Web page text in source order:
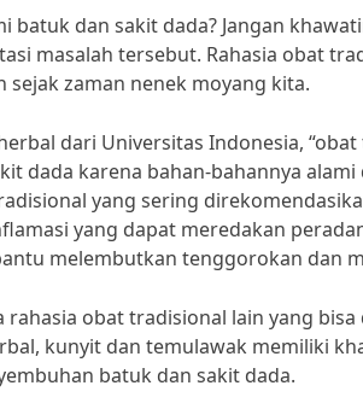
batuk dan sakit dada? Jangan
masalah tersebut. Rahasia obat
zaman nenek moyang kita.
dari Universitas Indonesia,
dada karena bahan-bahannya
yang sering
yang dapat meredakan
melembutkan tenggorokan dan
rahasia obat tradisional lain yang
kunyit dan temulawak memiliki
batuk dan sakit dada.